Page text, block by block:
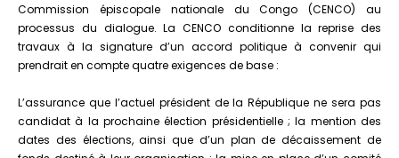
Commission épiscopale nationale du Congo (CENCO) au
processus du dialogue. La CENCO conditionne la reprise des
travaux à la signature d’un accord politique à convenir qui
prendrait en compte quatre exigences de base :
L’assurance que l’actuel président de la République ne sera pas
candidat à la prochaine élection présidentielle ; la mention des
dates des élections, ainsi que d’un plan de décaissement de